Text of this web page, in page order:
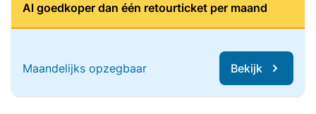
Al goedkoper dan één retourticket per maand
Maandelijks opzegbaar Bekijk